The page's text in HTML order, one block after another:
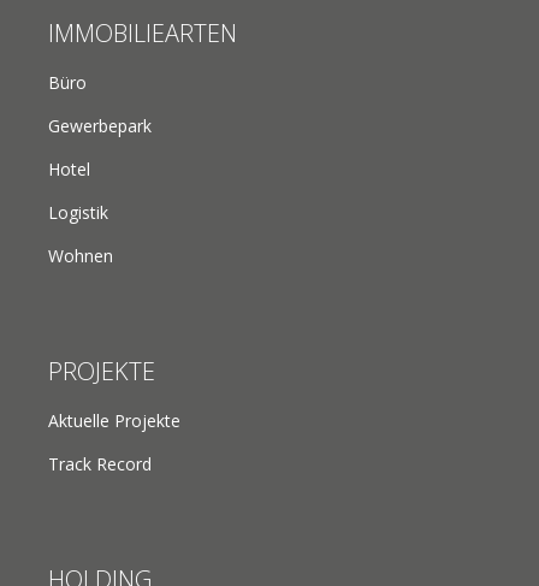
IMMOBILIEARTEN
Büro
Gewerbepark
Hotel
Logistik
Wohnen
PROJEKTE
Aktuelle Projekte
Track Record